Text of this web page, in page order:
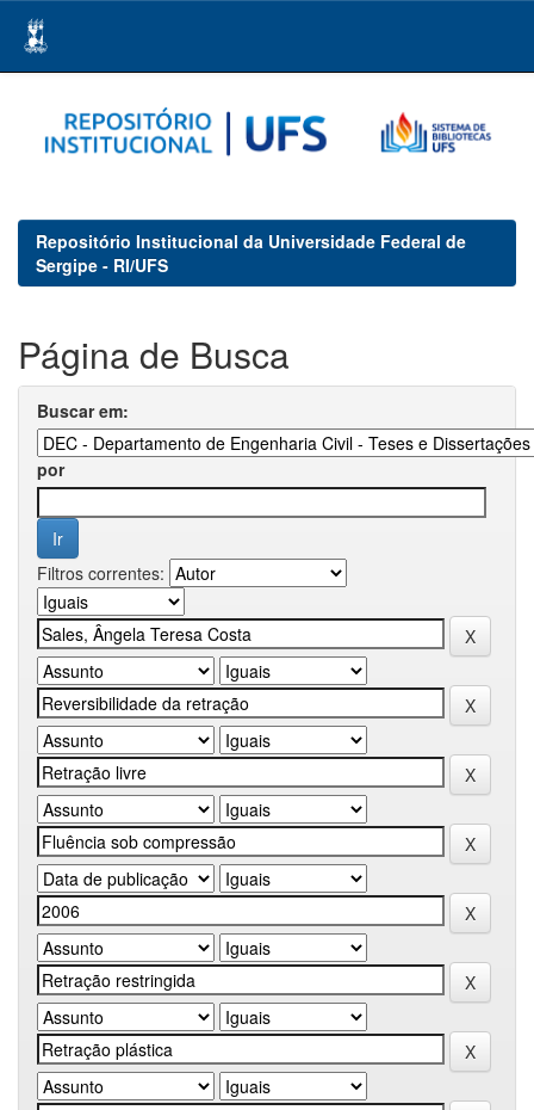
navigation
Repositório Institucional da Universidade Federal de
Sergipe - RI/UFS
Página de Busca
Buscar em:
por
Filtros correntes: